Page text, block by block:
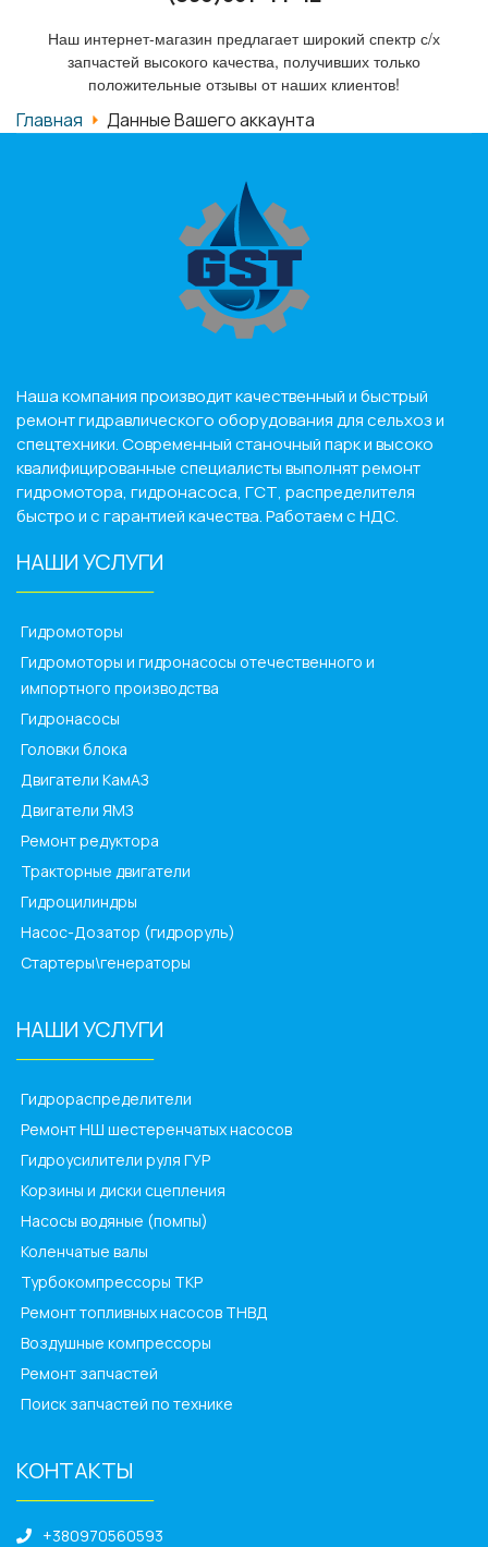
Наш интернет-магазин предлагает широкий спектр с/х
запчастей высокого качества, получивших только
положительные отзывы от наших клиентов!
Главная Данные Вашего аккаунта
Наша компания производит качественный и быстрый
ремонт гидравлического оборудования для сельхоз и
спецтехники. Современный станочный парк и высоко
квалифицированные специалисты выполнят ремонт
гидромотора, гидронасоса, ГСТ, распределителя
быстро и с гарантией качества. Работаем с НДС.
НАШИ УСЛУГИ
Гидромоторы
Гидромоторы и гидронасосы отечественного и
импортного производства
Гидронасосы
Головки блока
Двигатели КамАЗ
Двигатели ЯМЗ
Ремонт редуктора
Тракторные двигатели
Гидроцилиндры
Насос-Дозатор (гидроруль)
Стартеры\генераторы
НАШИ УСЛУГИ
Гидрораспределители
Ремонт НШ шестеренчатых насосов
Гидроусилители руля ГУР
Корзины и диски сцепления
Насосы водяные (помпы)
Коленчатые валы
Турбокомпрессоры ТКР
Ремонт топливных насосов ТНВД
Воздушные компрессоры
Ремонт запчастей
Поиск запчастей по технике
КОНТАКТЫ
+380970560593